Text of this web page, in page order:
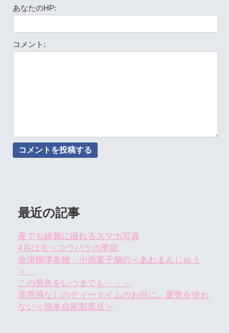
あなたのHP:
コメント:
最近の記事
夜でも綺麗に撮れるスマホ写真
4月はモッコウバラの季節
会津柳津名物 小池菓子舗の＜あわまんじゅう
＞
この景色をいつまでも・・・
罪悪感なしのティータイムのお供に。重曹を使わ
ない＜簡単自家製黒豆＞